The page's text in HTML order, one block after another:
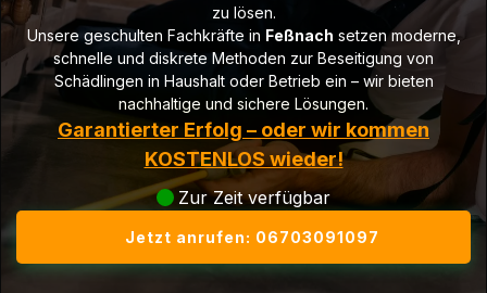
zu lösen.
Unsere geschulten Fachkräfte in Feßnach setzen moderne,
schnelle und diskrete Methoden zur Beseitigung von
Schädlingen in Haushalt oder Betrieb ein – wir bieten
nachhaltige und sichere Lösungen.
Garantierter Erfolg – oder wir kommen
KOSTENLOS wieder!
Zur Zeit verfügbar
Jetzt anrufen: 06703091097